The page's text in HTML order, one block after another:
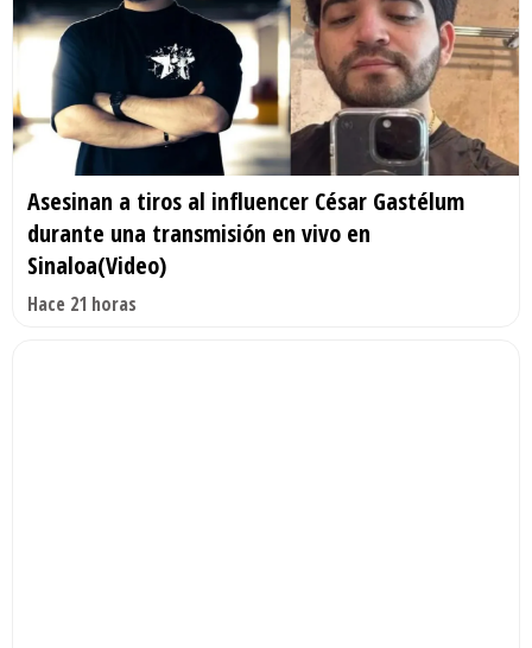
Asesinan a tiros al influencer César Gastélum
durante una transmisión en vivo en
Sinaloa(Video)
Hace 21 horas